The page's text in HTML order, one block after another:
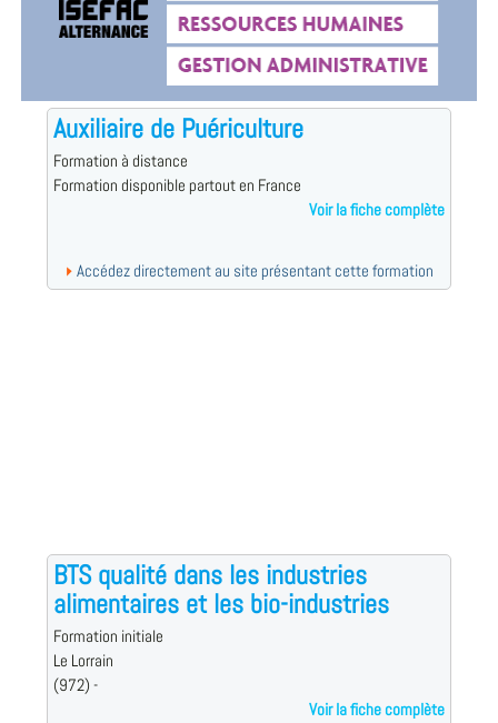
Auxiliaire de Puériculture
Formation à distance
Formation disponible partout en France
Voir la fiche complète
Accédez directement au site présentant cette formation
BTS qualité dans les industries
alimentaires et les bio-industries
Formation initiale
Le Lorrain
(972) -
Voir la fiche complète